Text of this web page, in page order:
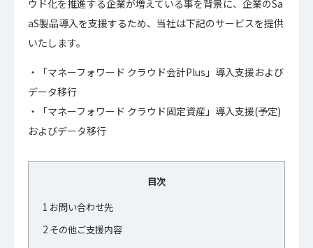
ウド化を推進する企業が増えている事を背景に、企業のSa
aS製品導入を支援するため、当社は下記のサービスを提供
いたします。
「マネーフォワード クラウド会計Plus」導入支援および
データ移行
「マネーフォワード クラウド固定資産」導入支援(予定)
およびデータ移行
目次
1 お問い合わせ先
2 その他ご支援内容